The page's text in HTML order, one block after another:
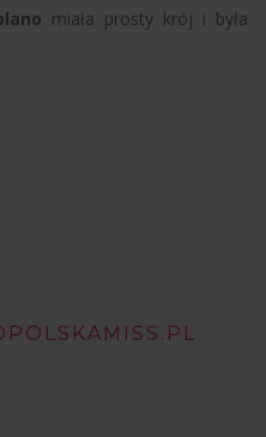
miała prosty krój i była